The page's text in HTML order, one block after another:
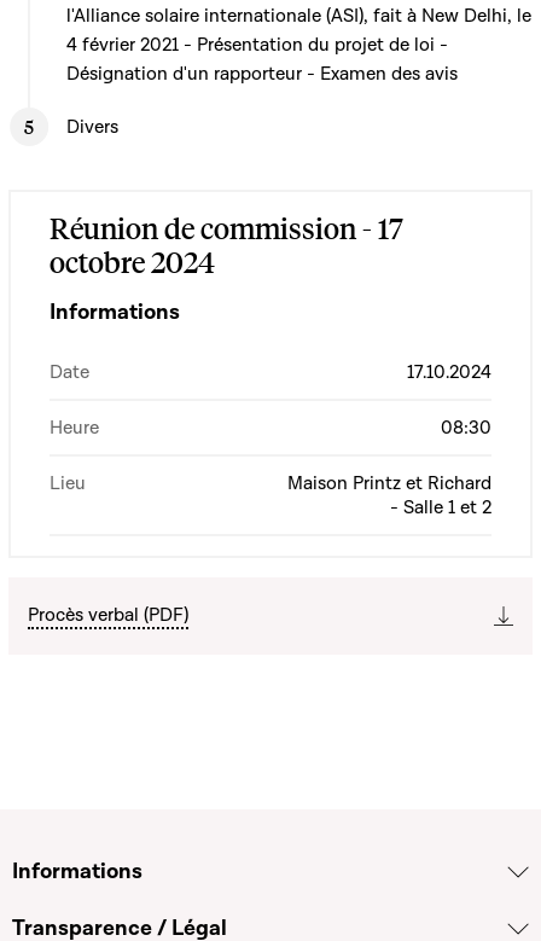
l'Alliance solaire internationale (ASI), fait à New Delhi, le
4 février 2021 - Présentation du projet de loi -
Désignation d'un rapporteur - Examen des avis
Divers
Réunion de commission - 17
octobre 2024
Informations
Date 17.10.2024
Heure 08:30
Lieu
Maison Printz et Richard
- Salle 1 et 2
Procès verbal (PDF)
Informations
Transparence / Légal